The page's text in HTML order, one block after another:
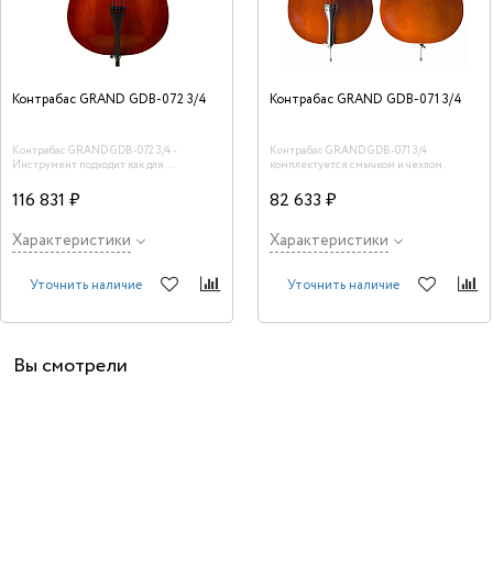
Контрабас GRAND GDB-072 3/4
Контрабас GRAND GDB-072 3/4 -
Инструмент подходит как для
учащихся на всём периоде обучения.
Размер 3/4. Верхняя дека - ель (маcсив),
116 831 ₽
Характеристики
Уточнить наличие
Контрабас GRAND GDB-071 3/4
Контрабас GRAND GDB-071 3/4
комплектуется смычком и чехлом.
82 633 ₽
Характеристики
Уточнить наличие
Вы смотрели